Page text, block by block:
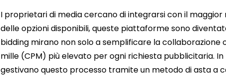
I proprietari di media cercano di integrarsi con il maggior
delle opzioni disponibili, queste piattaforme sono
bidding mirano non solo a semplificare la collaborazione
mille (CPM) più elevato per ogni richiesta pubblicitaria.
gestivano questo processo tramite un metodo di asta a